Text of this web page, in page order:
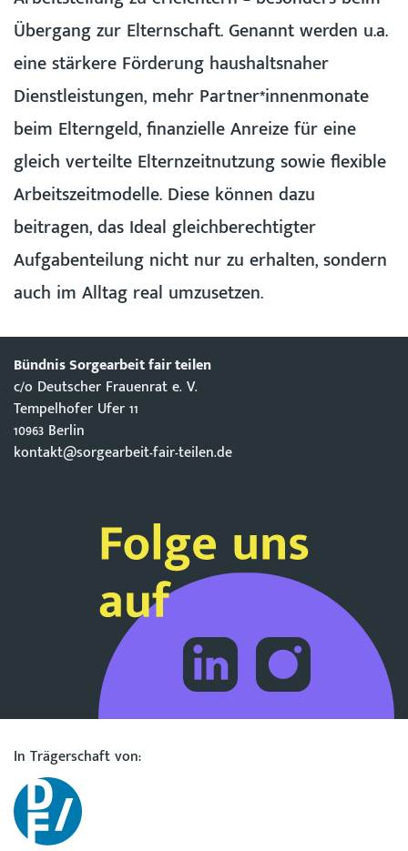
Übergang zur Elternschaft. Genannt werden u.a.
eine stärkere Förderung haushaltsnaher
Dienstleistungen, mehr Partner*innenmonate
beim Elterngeld, finanzielle Anreize für eine
gleich verteilte Elternzeitnutzung sowie flexible
Arbeitszeitmodelle. Diese können dazu
beitragen, das Ideal gleichberechtigter
Aufgabenteilung nicht nur zu erhalten, sondern
auch im Alltag real umzusetzen.
Bündnis Sorgearbeit fair teilen
c/o Deutscher Frauenrat e. V.
Tempelhofer Ufer 11
10963 Berlin
kontakt@sorgearbeit-fair-teilen.de
In Trägerschaft von: